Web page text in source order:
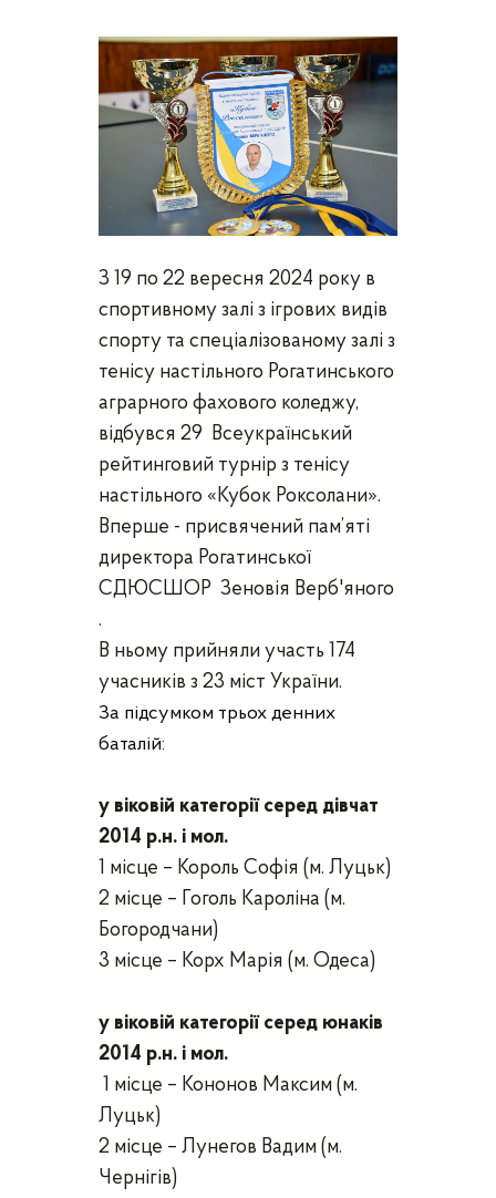
З 19 по 22 вересня 2024 року в
спортивному залі з ігрових видів
спорту та спеціалізованому залі з
тенісу настільного Рогатинського
аграрного фахового коледжу,
відбувся 29 Всеукраїнський
рейтинговий турнір з тенісу
настільного «Кубок Роксолани».
Вперше - присвячений пам’яті
директора Рогатинської
СДЮСШОР Зеновія Верб'яного
.
В ньому прийняли участь 174
учасників з 23 міст України.
За підсумком трьох денних
баталій:
у віковій категорії серед дівчат
2014 р.н. і мол.
1 місце – Король Софія (м. Луцьк)
2 місце – Гоголь Кароліна (м.
Богородчани)
3 місце – Корх Марія (м. Одеса)
у віковій категорії серед юнаків
2014 р.н. і мол.
1 місце – Кононов Максим (м.
Луцьк)
2 місце – Лунегов Вадим (м.
Чернігів)